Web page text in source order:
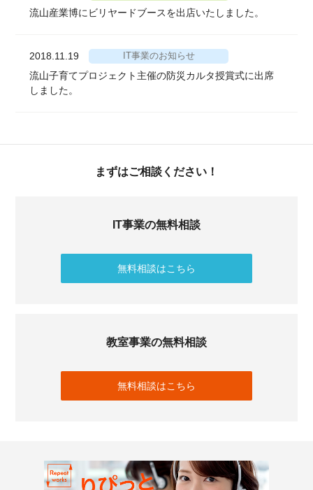
流山産業博にビリヤードブースを出店いたしました。
2018.11.19 IT事業のお知らせ
流山子育てプロジェクト主催の防災カルタ授賞式に出席
しました。
まずはご相談ください！
IT事業の無料相談
無料相談はこちら
教室事業の無料相談
無料相談はこちら